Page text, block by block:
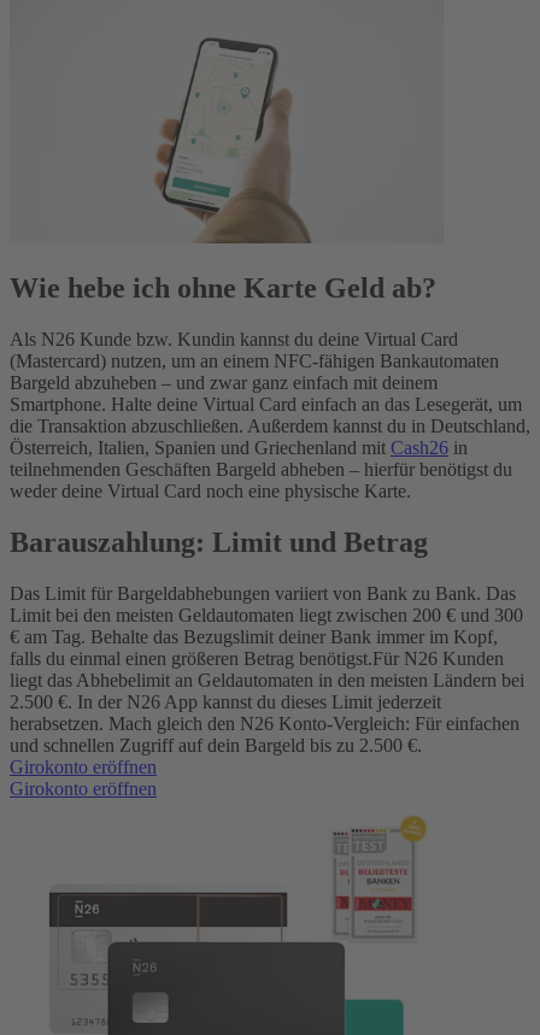
Wie hebe ich ohne Karte Geld ab?
Als N26 Kunde bzw. Kundin kannst du deine Virtual Card
(Mastercard) nutzen, um an einem NFC-fähigen Bankautomaten
Bargeld abzuheben – und zwar ganz einfach mit deinem
Smartphone. Halte deine Virtual Card einfach an das Lesegerät, um
die Transaktion abzuschließen. Außerdem kannst du in Deutschland,
Österreich, Italien, Spanien und Griechenland mit Cash26 in
teilnehmenden Geschäften Bargeld abheben – hierfür benötigst du
weder deine Virtual Card noch eine physische Karte.
Barauszahlung: Limit und Betrag
Das Limit für Bargeldabhebungen variiert von Bank zu Bank. Das
Limit bei den meisten Geldautomaten liegt zwischen 200 € und 300
€ am Tag. Behalte das Bezugslimit deiner Bank immer im Kopf,
falls du einmal einen größeren Betrag benötigst.Für N26 Kunden
liegt das Abhebelimit an Geldautomaten in den meisten Ländern bei
2.500 €. In der N26 App kannst du dieses Limit jederzeit
herabsetzen. Mach gleich den N26 Konto-Vergleich: Für einfachen
und schnellen Zugriff auf dein Bargeld bis zu 2.500 €.
Girokonto eröffnen
Girokonto eröffnen